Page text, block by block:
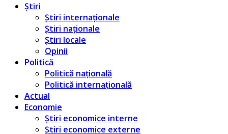
Știri
Știri internaționale
Știri naționale
Știri locale
Opinii
Politică
Politică națională
Politică internațională
Actual
Economie
Știri economice interne
Știri economice externe